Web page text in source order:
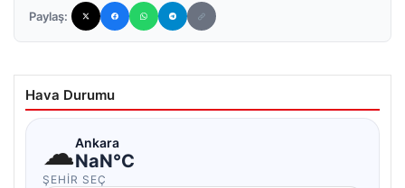
Paylaş:
Hava Durumu
☁Ankara
NaN°C
ŞEHIR SEÇ